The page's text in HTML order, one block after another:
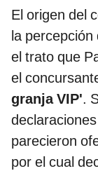
El origen del
la percepción
el trato que
el
granja VIP'.
parecieron
por el cual